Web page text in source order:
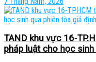
TAND khu vực 16-
pháp luật cho học